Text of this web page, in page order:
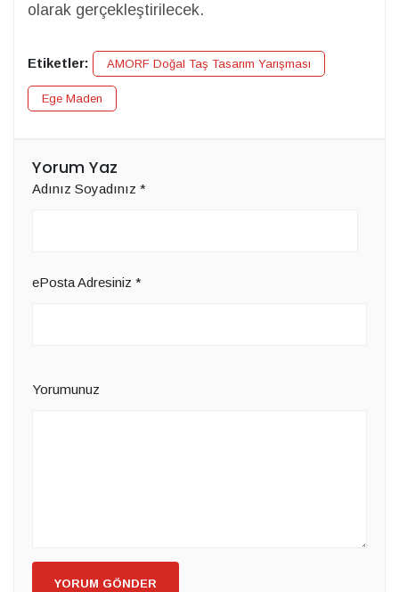
olarak gerçekleştirilecek.
Etiketler: AMORF Doğal Taş Tasarım Yarışması
Ege Maden
Yorum Yaz
Adınız Soyadınız *
ePosta Adresiniz *
Yorumunuz
YORUM GÖNDER